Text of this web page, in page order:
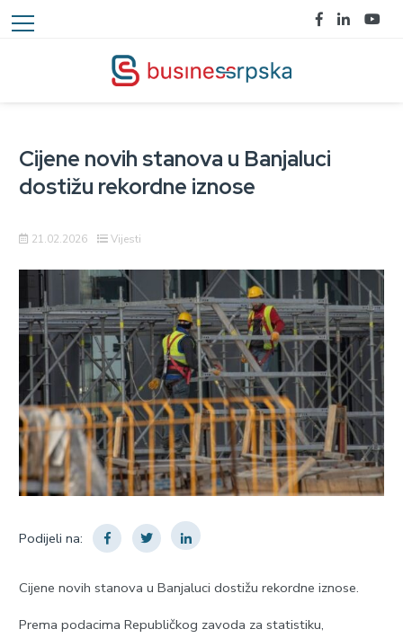
Cijene novih stanova u Banjaluci
dostižu rekordne iznose
21.02.2026 Vijesti
Podijeli na:
Cijene novih stanova u Banjaluci dostižu rekordne iznose.
Prema podacima Republičkog zavoda za statistiku,